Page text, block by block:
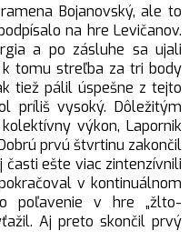
Bojanovský, ale to
na hre Levičanov.
a po zásluhe sa ujali
tomu streľba za tri body
tiež pálil úspešne z tejto
príliš vysoký. Dôležitým
výkon, Lapornik
prvú štvrtinu zakončil
časti ešte viac zintenzívnili
v kontinuálnom
poľavenie v hre „žlto-
Aj preto skončil prvý